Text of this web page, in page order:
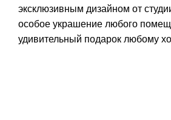
эксклюзивным дизайном от
особое украшение любого
удивительный подарок любому